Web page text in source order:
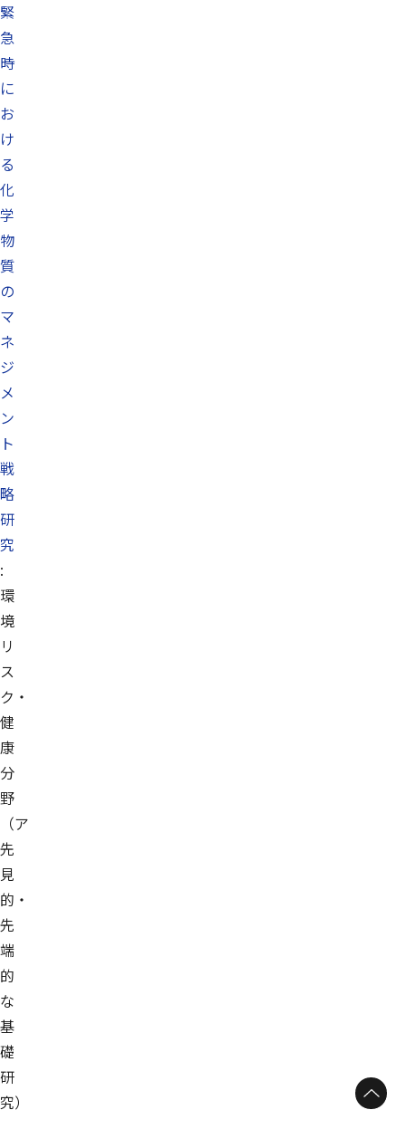
緊
急
時
に
お
け
る
化
学
物
質
の
マ
ネ
ジ
メ
ン
ト
戦
略
研
究
:
環
境
リ
ス
ク・
健
康
分
野
（ア
先
見
的・
先
端
的
な
基
礎
研
究）